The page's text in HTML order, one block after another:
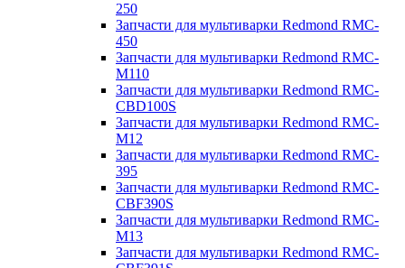
250
Запчасти для мультиварки Redmond RMC-
450
Запчасти для мультиварки Redmond RMC-
M110
Запчасти для мультиварки Redmond RMC-
CBD100S
Запчасти для мультиварки Redmond RMC-
M12
Запчасти для мультиварки Redmond RMC-
395
Запчасти для мультиварки Redmond RMC-
CBF390S
Запчасти для мультиварки Redmond RMC-
M13
Запчасти для мультиварки Redmond RMC-